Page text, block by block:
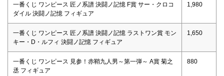
一番くじ ワンピース 匠ノ系譜 決闘ノ記憶 F賞 サー・クロコ
ダイル 決闘ノ記憶 フィギュア
1,980
一番くじ ワンピース 匠ノ系譜 決闘ノ記憶 ラストワン賞 モン
キー・D・ルフィ 決闘ノ記憶 フィギュア
1,650
一番くじ ワンピース 見参！赤鞘九人男～第一弾～ A賞 菊之
丞 フィギュア
880